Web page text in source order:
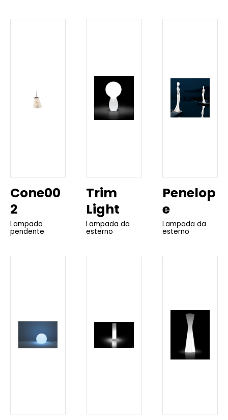
Cone00
2
Lampada
pendente
Trim
Light
Lampada da
esterno
Penelop
e
Lampada da
esterno